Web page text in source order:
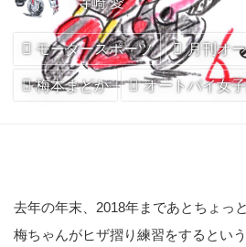
モータースポーツ 月刊オ
梅本まどか オートバイ女
去年の年末、2018年まであとちょっ
梅ちゃんがヒザ摺り練習をするとい